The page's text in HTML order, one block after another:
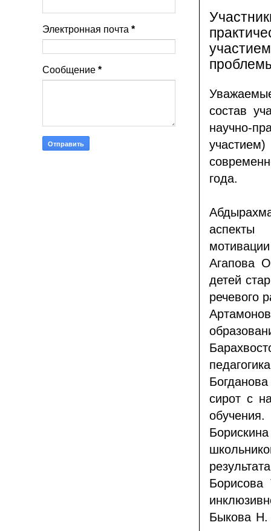
состав
научно-
года.
аспекты
Агапова
детей
речевого
сирот с
обучения.
Быкова Н.
Электронная почта *
Сообщение *